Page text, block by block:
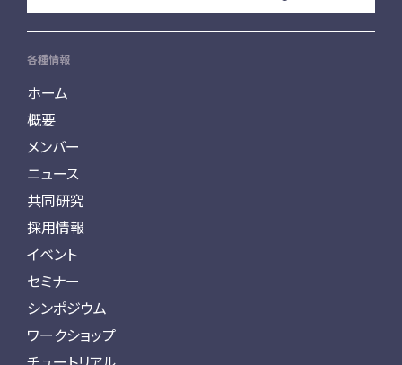
各種情報
ホーム
概要
メンバー
ニュース
共同研究
採用情報
イベント
セミナー
シンポジウム
ワークショップ